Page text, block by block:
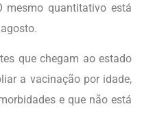
mesmo quantitativo está
que chegam ao estado
a vacinação por idade,
e que não está